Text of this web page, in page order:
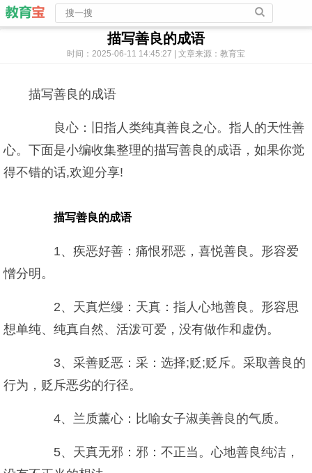
描写善良的成语
时间：2025-06-11 14:45:27 | 文章来源：教育宝
描写善良的成语
良心：旧指人类纯真善良之心。指人的天性善
心。下面是小编收集整理的描写善良的成语，如果你觉
得不错的话,欢迎分享!
描写善良的成语
1、疾恶好善：痛恨邪恶，喜悦善良。形容爱
憎分明。
2、天真烂缦：天真：指人心地善良。形容思
想单纯、纯真自然、活泼可爱，没有做作和虚伪。
3、采善贬恶：采：选择;贬;贬斥。采取善良的
行为，贬斥恶劣的行径。
4、兰质薰心：比喻女子淑美善良的气质。
5、天真无邪：邪：不正当。心地善良纯洁，